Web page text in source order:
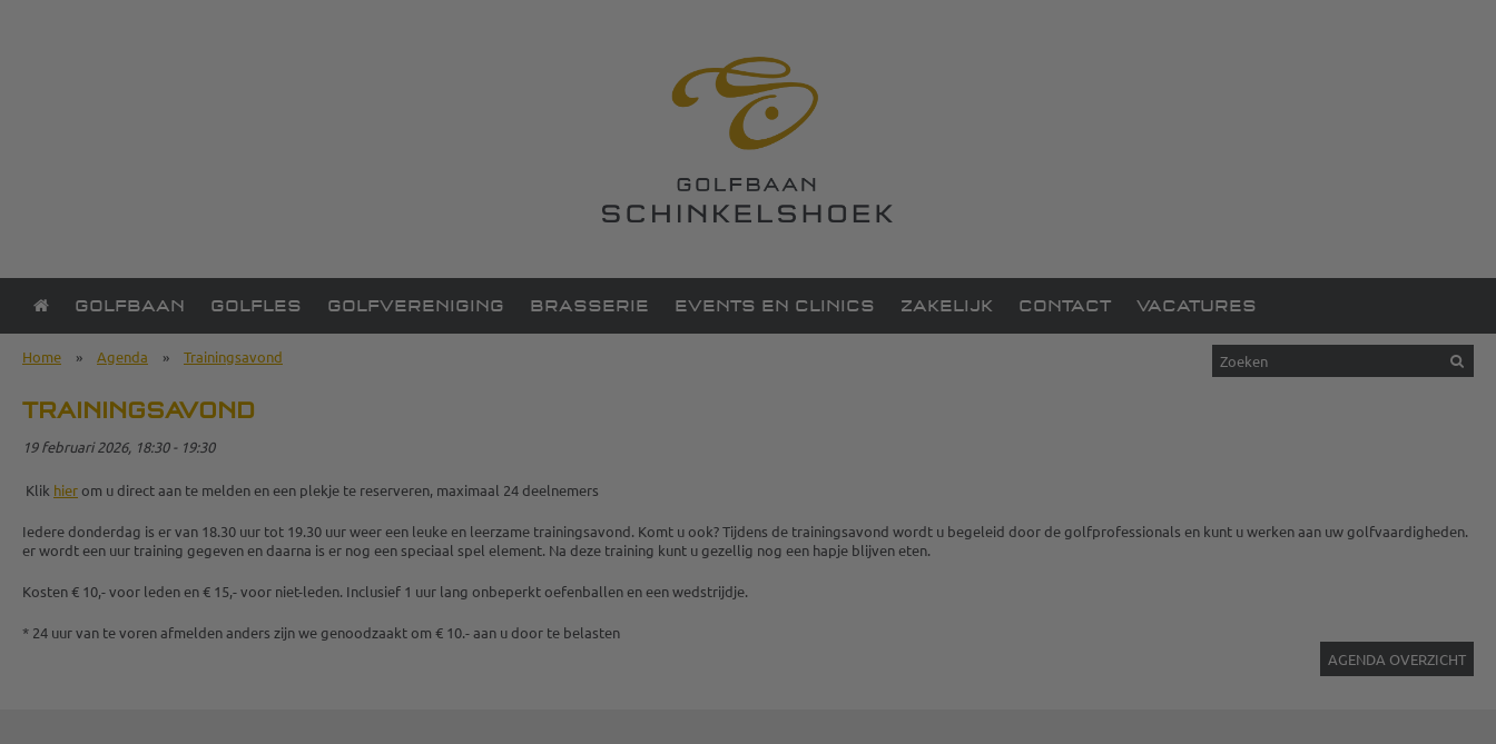
GOLFBAAN GOLFLES GOLFVERENIGING BRASSERIE EVENTS EN CLINICS ZAKELIJK CONTACT VACATURES
Home » Agenda » Trainingsavond
TRAININGSAVOND
19 februari 2026, 18:30 - 19:30
Klik hierom u direct aan te melden en een plekje te reserveren, maximaal 24 deelnemers
Iedere donderdag is er van 18.30 uur tot 19.30 uur weer een leuke en leerzame trainingsavond. Komt u ook? Tijdens de trainingsavond wordt u begeleid door de golfprofessionals en kunt u werken aan uw golfvaardigheden.
er wordt een uur training gegeven en daarna is er nog een speciaal spel element. Na deze training kunt u gezellig nog een hapje blijven eten.
Kosten € 10,- voor leden en € 15,- voor niet-leden. Inclusief 1 uur lang onbeperkt oefenballen en een wedstrijdje.
* 24 uur van te voren afmelden anders zijn we genoodzaakt om € 10.- aan u door te belasten
AGENDA OVERZICHT